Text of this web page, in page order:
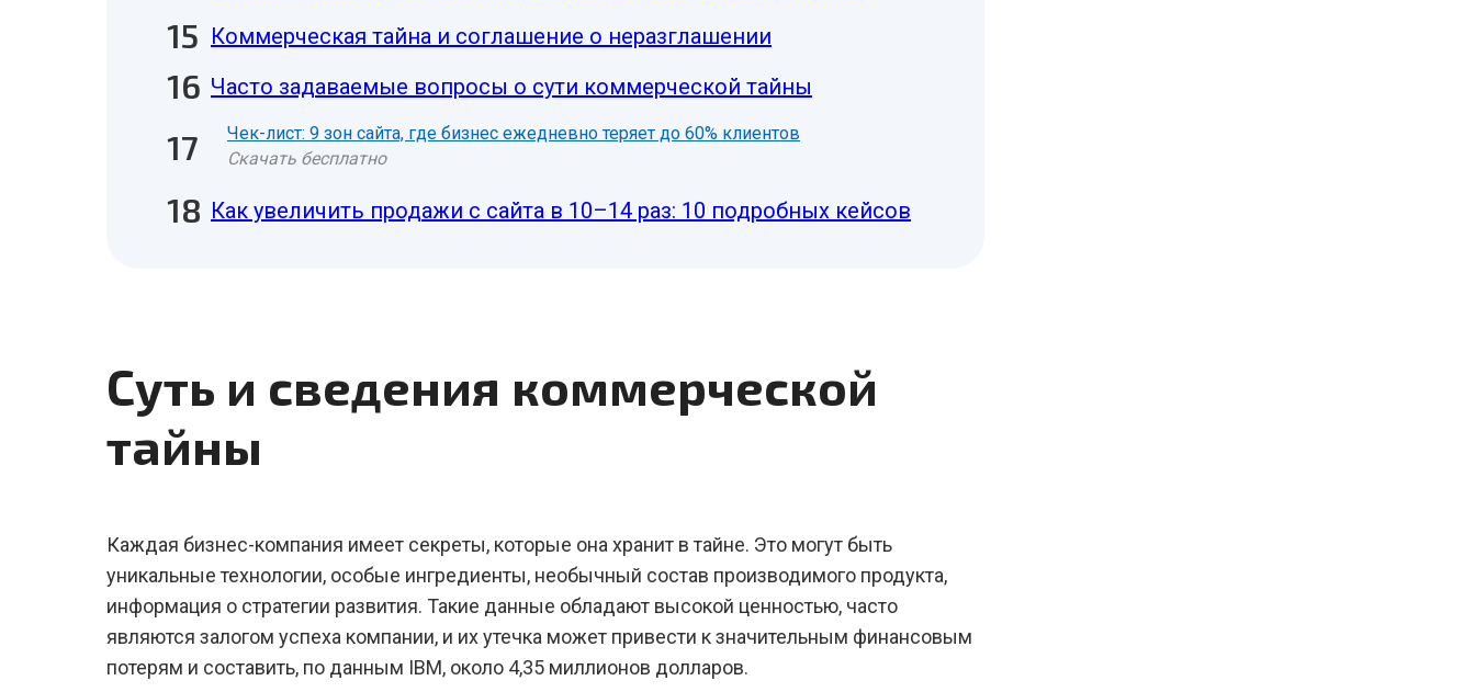
Коммерческая тайна и соглашение о неразглашении
Часто задаваемые вопросы о сути коммерческой тайны
Чек-лист: 9 зон сайта, где бизнес ежедневно теряет до 60% клиентов
Скачать бесплатно
Как увеличить продажи с сайта в 10–14 раз: 10 подробных кейсов
Суть и сведения коммерческой
тайны
Каждая бизнес-компания имеет секреты, которые она хранит в тайне. Это могут быть
уникальные технологии, особые ингредиенты, необычный состав производимого продукта,
информация о стратегии развития. Такие данные обладают высокой ценностью, часто
являются залогом успеха компании, и их утечка может привести к значительным финансовым
потерям и составить, по данным IBM, около 4,35 миллионов долларов.